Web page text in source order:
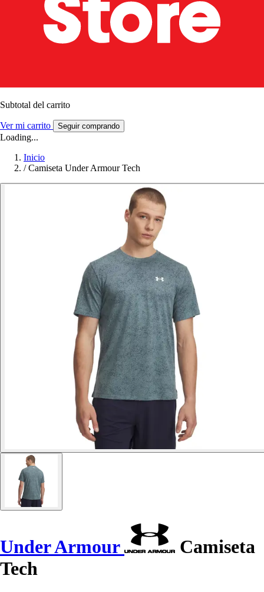
Subtotal del carrito
Ver mi carrito Seguir comprando
Loading...
Inicio
/ Camiseta Under Armour Tech
Under Armour
Camiseta
Tech